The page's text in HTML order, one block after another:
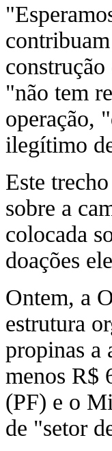
"não tem
operação,
ilegítimo
Este
sobre a
colocada
doações
Ontem, a
estrutura
propinas a
menos R$
(PF) e o
de "setor